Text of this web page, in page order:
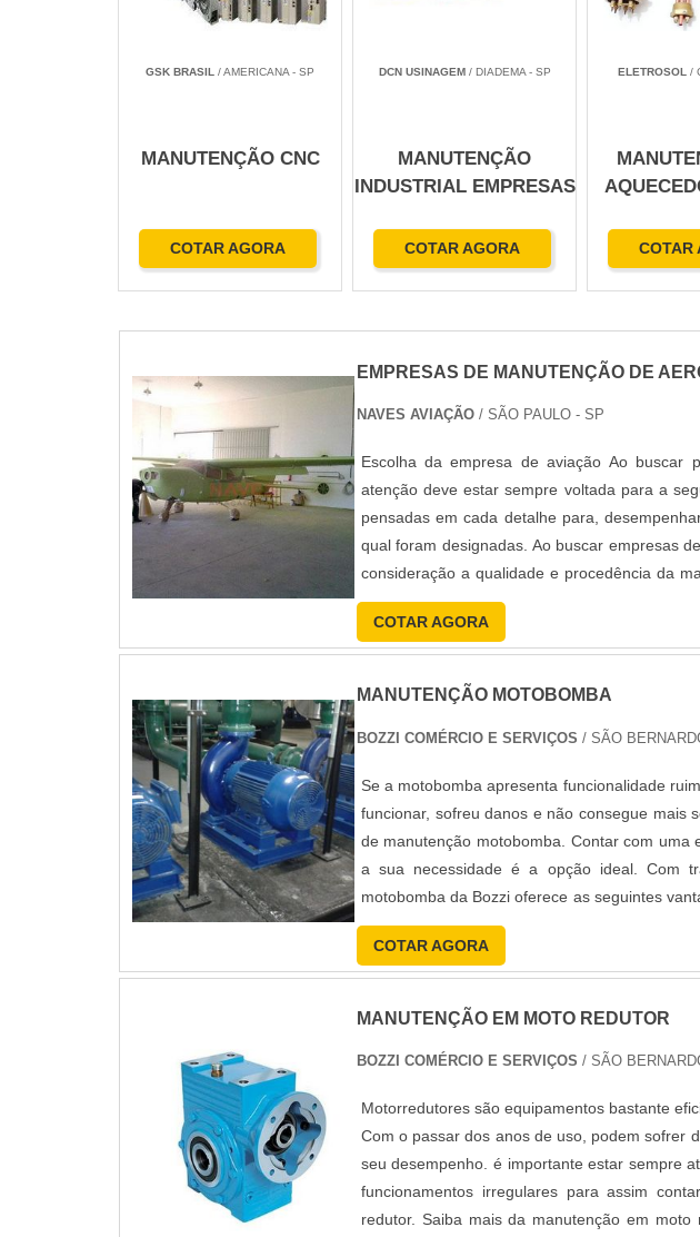
GSK BRASIL / AMERICANA - SP
MANUTENÇÃO CNC
COTAR AGORA
DCN USINAGEM / DIADEMA - SP
MANUTENÇÃO
INDUSTRIAL EMPRESAS
COTAR AGORA
ELETROSOL/
COTAR
EMPRESAS DE MANUTENÇÃO DE
NAVES AVIAÇÃO / SÃO PAULO - SP
Escolha da empresa de aviação Ao buscar
atenção deve estar sempre voltada para a
pensadas em cada detalhe para,
qual foram designadas. Ao buscar empresas
consideração a qualidade e procedência da
prest...
COTAR AGORA
MANUTENÇÃO MOTOBOMBA
BOZZI COMÉRCIO E SERVIÇOS / SÃO
Se a motobomba apresenta funcionalidade
funcionar, sofreu danos e não consegue mais
de manutenção motobomba. Contar com
a sua necessidade é a opção ideal. Com
motobomba da Bozzi oferece as seguintes
Um equip...
COTAR AGORA
MANUTENÇÃO EM MOTO REDUTOR
BOZZI COMÉRCIO E SERVIÇOS / SÃO
Motorredutores são equipamentos bastante
Com o passar dos anos de uso, podem sofrer
seu desempenho. é importante estar sempre
funcionamentos irregulares para assim
redutor. Saiba mais da manutenção em